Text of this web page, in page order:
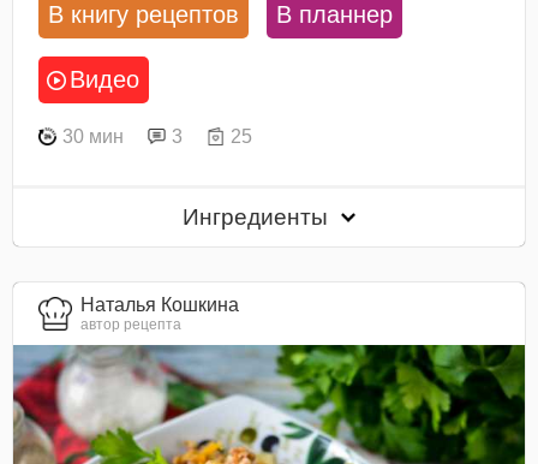
В книгу рецептов В планнер
Видео
30 мин 3 25
Ингредиенты
Наталья Кошкина
автор рецепта